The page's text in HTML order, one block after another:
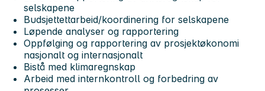
selskapene
Budsjettettarbeid/koordinering for selskapene
Løpende analyser og rapportering
Oppfølging og rapportering av prosjektøkonomi
nasjonalt og internasjonalt
Bistå med klimaregnskap
Arbeid med internkontroll og forbedring av